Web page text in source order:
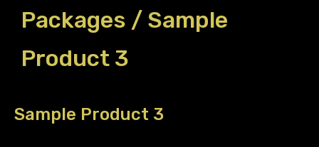
Packages / Sample
Product 3
Sample Product 3